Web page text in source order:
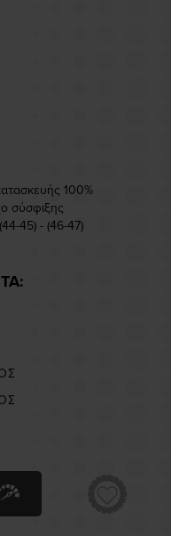
100%
σύσφιξης
45) - (46-47)